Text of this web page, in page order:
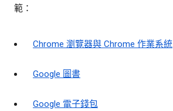
範：
Chrome 瀏覽器與 Chrome 作業系統
Google 圖書
Google 電子錢包